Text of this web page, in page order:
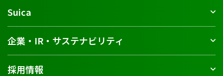
Suica
企業・IR・サステナビリティ
採用情報